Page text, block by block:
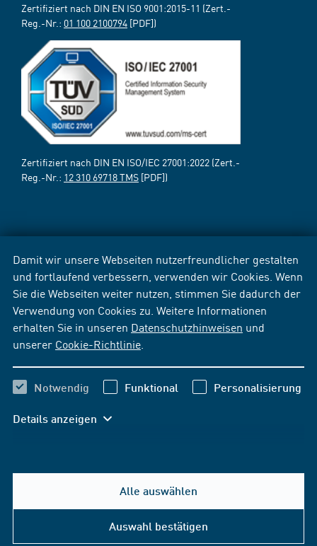
Damit wir unsere Webseiten nutzerfreundlicher gestalten
und fortlaufend verbessern, verwenden wir Cookies. Wenn
Sie die Webseiten weiter nutzen, stimmen Sie dadurch der
Verwendung von Cookies zu. Weitere Informationen
erhalten Sie in unseren Datenschutzhinweisen und
unserer Cookie-Richtlinie
Notwendig Funktional Personalisierung
Details anzeigen
Alle auswählen
Auswahl bestätigen
Zertifiziert nach DIN EN ISO 9001:2015-11 (Zert.-
Reg.-Nr.: 01 100 2100794 [PDF])
Zertifiziert nach DIN EN ISO/IEC 27001:2022 (Zert.-
Reg.-Nr.: 12 310 69718 TMS [PDF])